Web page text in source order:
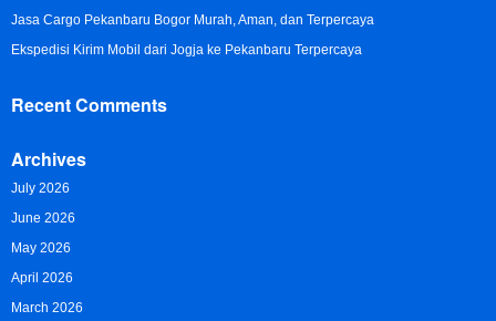
Jasa Cargo Pekanbaru Bogor Murah, Aman, dan Terpercaya
Ekspedisi Kirim Mobil dari Jogja ke Pekanbaru Terpercaya
Recent Comments
Archives
July 2026
June 2026
May 2026
April 2026
March 2026